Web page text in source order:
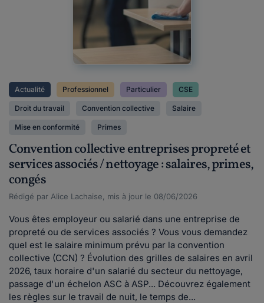
Actualité Professionnel Particulier CSE
Droit du travail Convention collective Salaire
Mise en conformité Primes
Convention collective entreprises propreté et
services associés / nettoyage : salaires, primes,
congés
Rédigé par Alice Lachaise, mis à jour le 08/06/2026
Vous êtes employeur ou salarié dans une entreprise de
propreté ou de services associés ? Vous vous demandez
quel est le salaire minimum prévu par la convention
collective (CCN) ? Évolution des grilles de salaires en avril
2026, taux horaire d'un salarié du secteur du nettoyage,
passage d'un échelon ASC à ASP... Découvrez également
les règles sur le travail de nuit, le temps de...